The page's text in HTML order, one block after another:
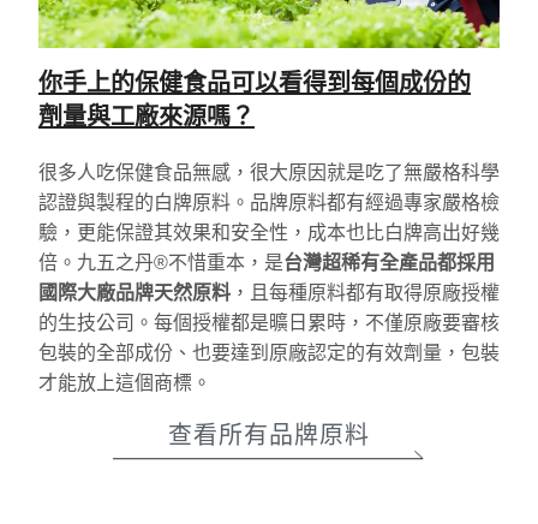
你手上的保健食品可以看得到每個成份的
劑量與工廠來源嗎？
很多人吃保健食品無感，很大原因就是吃了無嚴格科學
認證與製程的白牌原料。品牌原料都有經過專家嚴格檢
驗，更能保證其效果和安全性，成本也比白牌高出好幾
倍。九五之丹®不惜重本，是台灣超稀有全產品都採用
國際大廠品牌天然原料 ，且每種原料都有取得原廠授權
的生技公司。每個授權都是曠日累時，不僅原廠要審核
包裝的全部成份、也要達到原廠認定的有效劑量，包裝
才能放上這個商標。
查看所有品牌原料